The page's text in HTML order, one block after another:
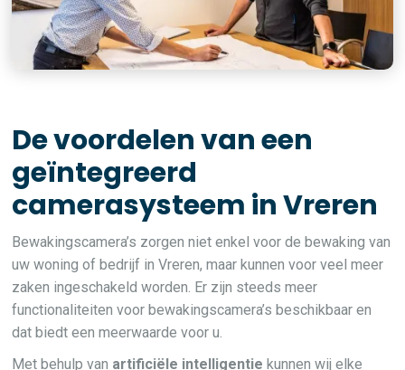
De voordelen van een
geïntegreerd
camerasysteem in Vreren
Bewakingscamera’s zorgen niet enkel voor de bewaking van
uw woning of bedrijf in Vreren, maar kunnen voor veel meer
zaken ingeschakeld worden. Er zijn steeds meer
functionaliteiten voor bewakingscamera’s beschikbaar en
dat biedt een meerwaarde voor u.
Met behulp van artificiële intelligentie kunnen wij elke